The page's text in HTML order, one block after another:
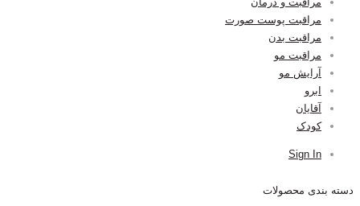
مراقبت پوست صورت
مراقبت بدن
مراقبت مو
آرایش مو
ابرو
آقایان
کودک
Sign In
دسته بندی محصولات